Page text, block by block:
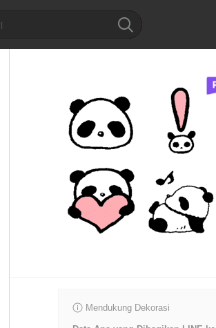
Mendukung Dekorasi